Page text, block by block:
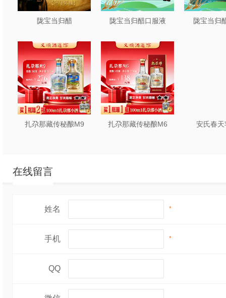
2.创新风味矩阵
醺。
·百香果乳酸菌：云
风情。
3.黄金容量与包装
·潮流化设计：高颜值
渠道适配性强
·即饮场景：便利店
·餐饮渠道：易拉罐
·电商友好：比玻璃
陇宝当归醋 陇宝当归醋口服液 陇宝当归
扎尕那藏传秘酿M9 扎尕那藏传秘酿M6 安氏春天
在线留言
姓名 *
手机 *
QQ